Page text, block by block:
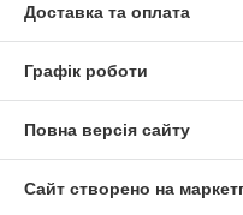
Доставка та оплата
Графік роботи
Повна версія сайту
Сайт створено на